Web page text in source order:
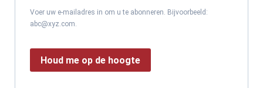
Voer uw e-mailadres in om u te abonneren. Bijvoorbeeld:
abc@xyz.com.
Houd me op de hoogte